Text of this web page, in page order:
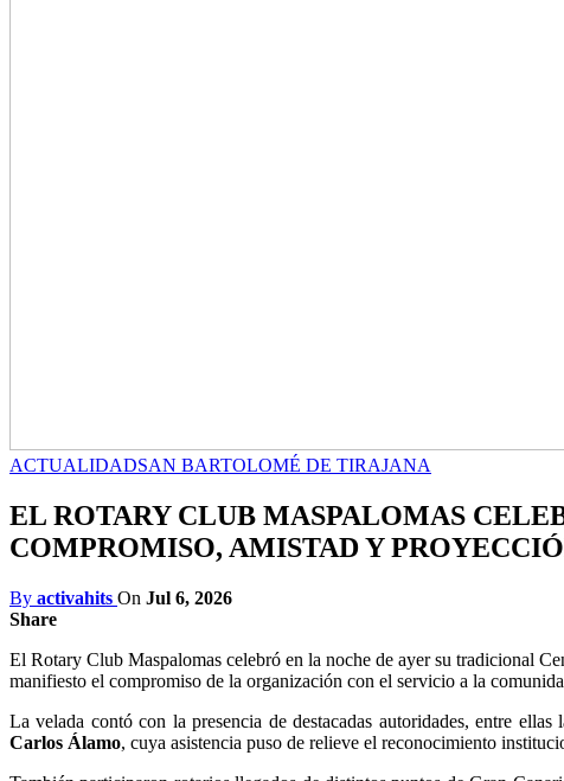
ACTUALIDADSAN BARTOLOMÉ DE TIRAJANA
EL ROTARY CLUB MASPALOMAS
COMPROMISO, AMISTAD Y
By activahits On Jul 6, 2026
Share
El Rotary Club Maspalomas celebró en la noche de ayer su tradicional
manifiesto el compromiso de la organización con el servicio a la
La velada contó con la presencia de destacadas autoridades, entre ellas
Carlos Álamo, cuya asistencia puso de relieve el reconocimiento